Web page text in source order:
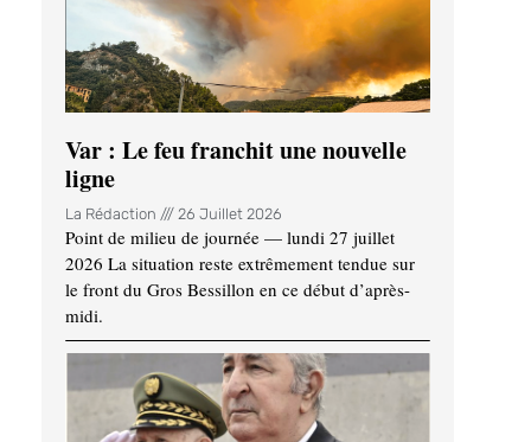
Var : Le feu franchit une nouvelle
ligne
La Rédaction 26 Juillet 2026
Point de milieu de journée — lundi 27 juillet
2026 La situation reste extrêmement tendue sur
le front du Gros Bessillon en ce début d’après-
midi.